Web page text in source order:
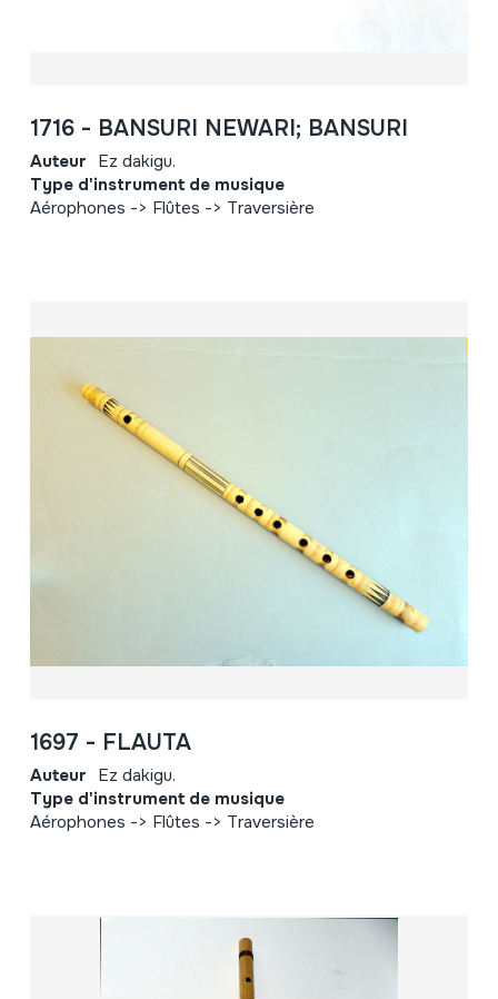
1716 - BANSURI NEWARI; BANSURI
Auteur Ez dakigu.
Type d'instrument de musique
Aérophones -> Flûtes -> Traversière
1697 - FLAUTA
Auteur Ez dakigu.
Type d'instrument de musique
Aérophones -> Flûtes -> Traversière